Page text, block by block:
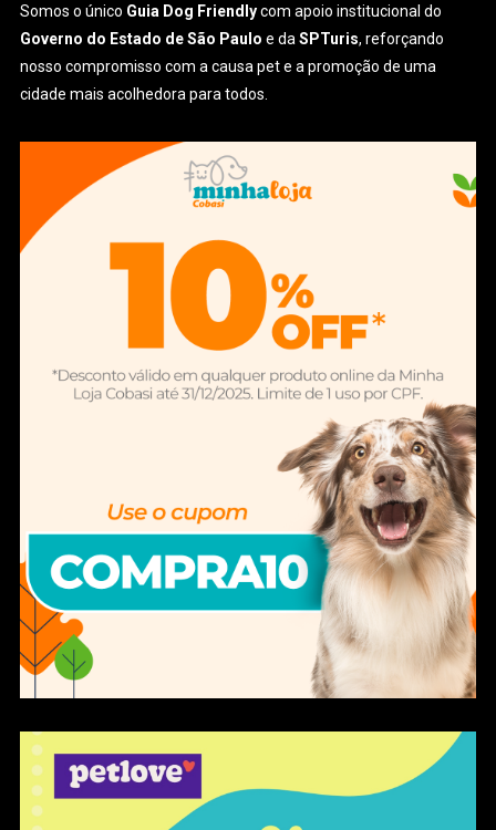
Somos o único Guia Dog Friendlycom apoio institucional do
Governo do Estado de São Paulo e daSPTuris, reforçando
nosso compromisso com a causa pet e a promoção de uma
cidade mais acolhedora para todos.